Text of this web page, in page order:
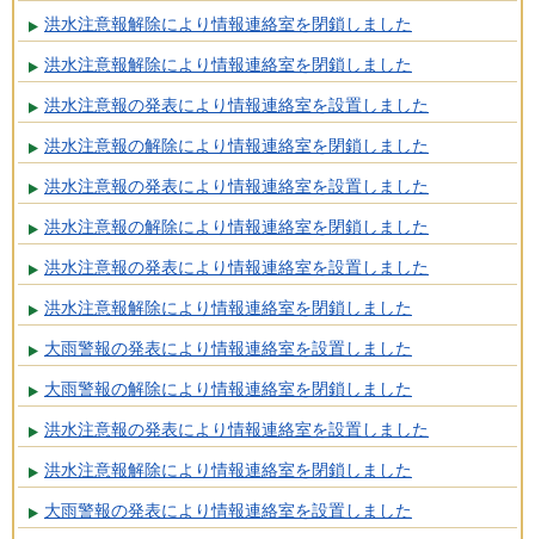
洪水注意報解除により情報連絡室を閉鎖しました
洪水注意報解除により情報連絡室を閉鎖しました
洪水注意報の発表により情報連絡室を設置しました
洪水注意報の解除により情報連絡室を閉鎖しました
洪水注意報の発表により情報連絡室を設置しました
洪水注意報の解除により情報連絡室を閉鎖しました
洪水注意報の発表により情報連絡室を設置しました
洪水注意報解除により情報連絡室を閉鎖しました
大雨警報の発表により情報連絡室を設置しました
大雨警報の解除により情報連絡室を閉鎖しました
洪水注意報の発表により情報連絡室を設置しました
洪水注意報解除により情報連絡室を閉鎖しました
大雨警報の発表により情報連絡室を設置しました